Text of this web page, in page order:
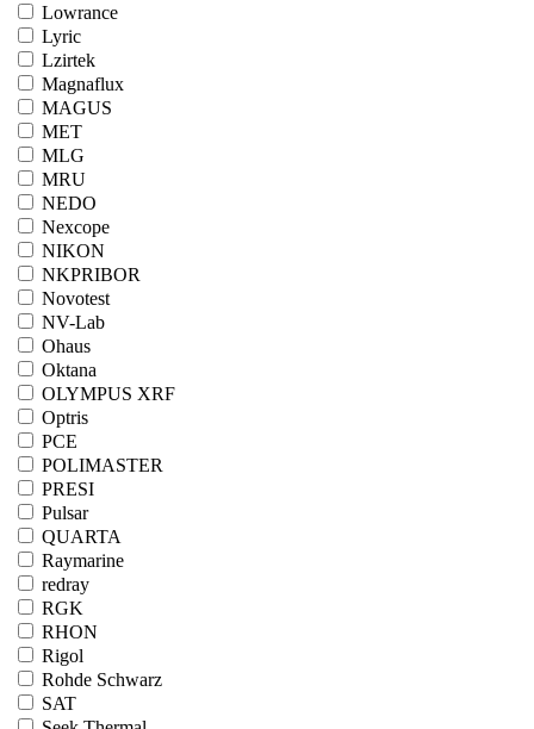
Lowrance
Lyric
Lzirtek
Magnaflux
MAGUS
MET
MLG
MRU
NEDO
Nexcope
NIKON
NKPRIBOR
Novotest
NV-Lab
Ohaus
Oktana
OLYMPUS XRF
Optris
PCE
POLIMASTER
PRESI
Pulsar
QUARTA
Raymarine
redray
RGK
RHON
Rigol
Rohde Schwarz
SAT